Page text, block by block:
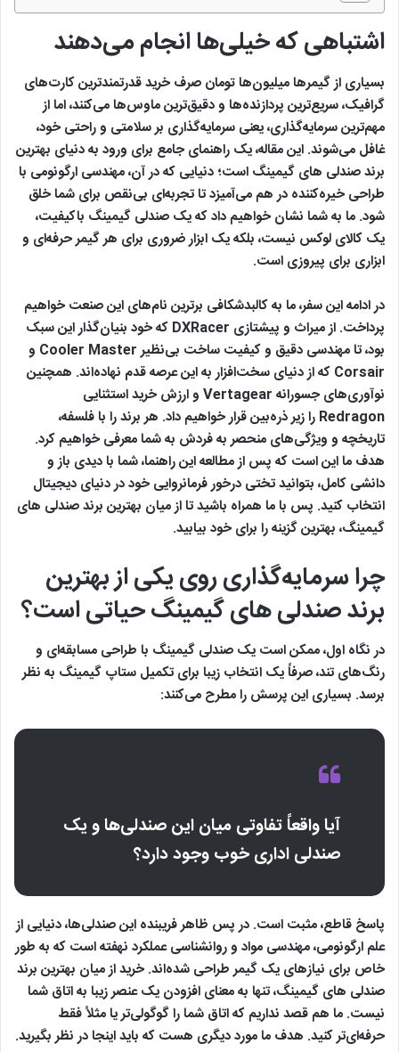
اشتباهی که خیلی‌ها انجام می‌دهند
بسیاری از گیمرها میلیون‌ها تومان صرف خرید قدرتمندترین کارت‌های
گرافیک، سریع‌ترین پردازنده‌ها و دقیق‌ترین ماوس‌ها می‌کنند، اما از
مهم‌ترین سرمایه‌گذاری، یعنی سرمایه‌گذاری بر سلامتی و راحتی خود،
غافل می‌شوند. این مقاله، یک راهنمای جامع برای ورود به دنیای بهترین
برند صندلی های گیمینگ است؛ دنیایی که در آن، مهندسی ارگونومی با
طراحی خیره‌کننده در هم می‌آمیزد تا تجربه‌ای بی‌نقص برای شما خلق
شود. ما به شما نشان خواهیم داد که یک صندلی گیمینگ باکیفیت،
یک کالای لوکس نیست، بلکه یک ابزار ضروری برای هر گیمر حرفه‌ای و
ابزاری برای پیروزی است.
در ادامه این سفر، ما به کالبدشکافی برترین نام‌های این صنعت خواهیم
پرداخت. از میراث و پیشتازی DXRacer که خود بنیان‌گذار این سبک
بود، تا مهندسی دقیق و کیفیت ساخت بی‌نظیر Cooler Master و
Corsair که از دنیای سخت‌افزار به این عرصه قدم نهاده‌اند. همچنین
نوآوری‌های جسورانه Vertagear و ارزش خرید استثنایی
Redragon را زیر ذره‌بین قرار خواهیم داد. هر برند را با فلسفه،
تاریخچه و ویژگی‌های منحصر به فردش به شما معرفی خواهیم کرد.
هدف ما این است که پس از مطالعه این راهنما، شما با دیدی باز و
دانشی کامل، بتوانید تختی درخور فرمانروایی خود در دنیای دیجیتال
انتخاب کنید. پس با ما همراه باشید تا از میان بهترین برند صندلی های
گیمینگ، بهترین گزینه را برای خود بیابید.
چرا سرمایه‌گذاری روی یکی از بهترین
برند صندلی های گیمینگ حیاتی است؟
در نگاه اول، ممکن است یک صندلی گیمینگ با طراحی مسابقه‌ای و
رنگ‌های تند، صرفاً یک انتخاب زیبا برای تکمیل ستاپ گیمینگ به نظر
برسد. بسیاری این پرسش را مطرح می‌کنند:
آیا واقعاً تفاوتی میان این صندلی‌ها و یک
صندلی اداری خوب وجود دارد؟
پاسخ قاطع، مثبت است. در پس ظاهر فریبنده این صندلی‌ها، دنیایی از
علم ارگونومی، مهندسی مواد و روانشناسی عملکرد نهفته است که به طور
خاص برای نیازهای یک گیمر طراحی شده‌اند. خرید از میان بهترین برند
صندلی های گیمینگ، تنها به معنای افزودن یک عنصر زیبا به اتاق شما
نیست. ما هم قصد نداریم که اتاق شما را گوگولی‌تر یا مثلاً فقط
حرفه‌ای‌تر کنید. هدف ما مورد دیگری هست که باید اینجا در نظر بگیرید.